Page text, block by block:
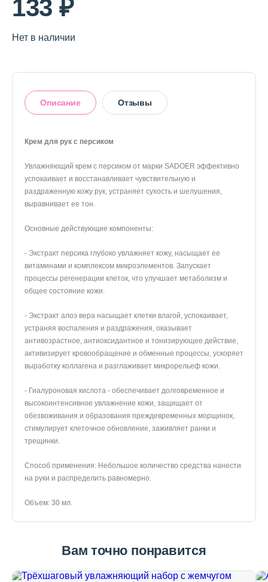
133 ₽
Нет в наличии
Описание Отзывы
Крем для рук с персиком
Увлажняющий крем с персиком от марки SADOER эффективно
успокаивает и восстанавливает чувствительную и
раздраженную кожу рук, устраняет сухость и шелушения,
выравнивает ее тон.
Основные действующие компоненты:
- Экстракт персика глубоко увлажняет кожу, насыщает ее
витаминами и комплексом микроэлементов. Запускает
процессы регенерации клеток, что улучшает метаболизм и
общее состояние кожи.
- Экстракт алоэ вера насыщает клетки влагой, успокаивает,
устраняя воспаления и раздражения, оказывает
антивозрастное, антиоксидантное и тонизирующее действие,
активизирует кровообращение и обменные процессы, ускоряет
выработку коллагена и разглаживает микрорельеф кожи.
- Гиалуроновая кислота - обеспечивает долговременное и
высокоинтенсивное увлажнение кожи, защищает от
обезвоживания и образования преждевременных морщинок,
стимулирует клеточное обновление, заживляет ранки и
трещинки.
Способ применения: Небольшое количество средства нанести
на руки и распределить равномерно.
Объем: 30 мл.
Оставить отзыв
Вам точно понравится